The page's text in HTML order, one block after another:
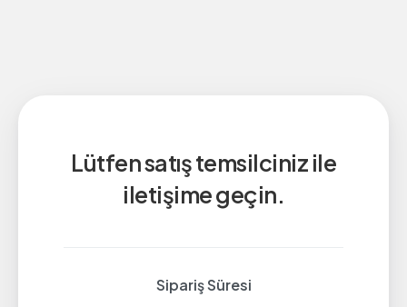
Lütfen satış temsilciniz ile
iletişime geçin.
Sipariş Süresi